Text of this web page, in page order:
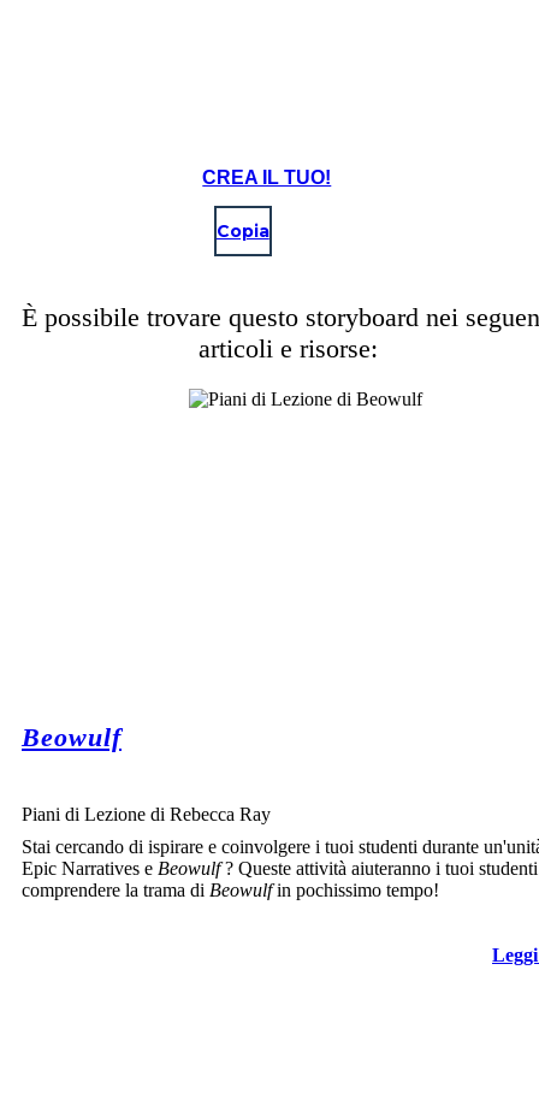
CREA IL TUO!
Copia
È possibile trovare questo storyboard nei
articoli e risorse:
Beowulf
Piani di Lezione di Rebecca Ray
Stai cercando di ispirare e coinvolgere i tuoi studenti durante
Epic Narratives e Beowulf? Queste attività aiuteranno i tuoi
comprendere la trama di Beowulfin pochissimo tempo!